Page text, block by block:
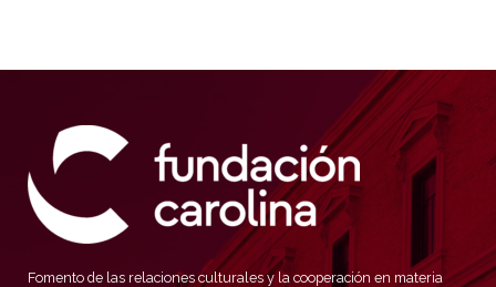
Fomento de las relaciones culturales y la cooperación en materia